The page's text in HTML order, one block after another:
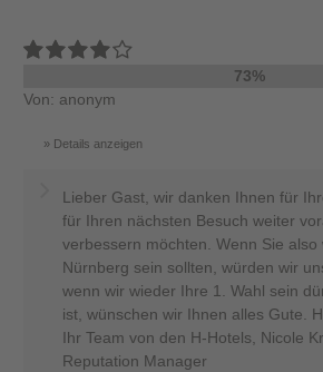
73%
Von: anonym
Details anzeigen
Lieber Gast, wir danken Ihnen für
für Ihren nächsten Besuch weiter
verbessern möchten. Wenn Sie also
Nürnberg sein sollten, würden wir
wenn wir wieder Ihre 1. Wahl sein
ist, wünschen wir Ihnen alles Gute.
Ihr Team von den H-Hotels, Nicole
Reputation Manager